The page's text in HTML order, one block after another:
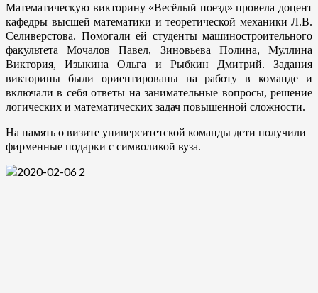
Математическую викторину «Весёлый поезд» провела доцент
кафедры высшей математики и теоретической механики Л.В.
Селиверстова. Помогали ей студенты машиностроительного
факультета Мочалов Павел, Зиновьева Полина, Муллина
Виктория, Изыкина Ольга и Рыбкин Дмитрий. Задания
викторины были ориентированы на работу в команде и
включали в себя ответы на занимательные вопросы, решение
логических и математических задач повышенной сложности.
На память о визите университетской команды дети получили
фирменные подарки с символикой вуза.